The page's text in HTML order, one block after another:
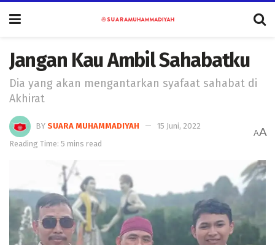
Jangan Kau Ambil Sahabatku
Dia yang akan mengantarkan syafaat sahabat di
Akhirat
BY SUARA MUHAMMADIYAH
15 Juni, 2022
Reading Time: 5 mins read
AA